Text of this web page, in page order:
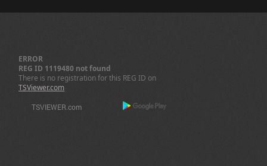
ERROR
REG ID 1119480 not found
There is no registration for this REG ID on
TSViewer.com